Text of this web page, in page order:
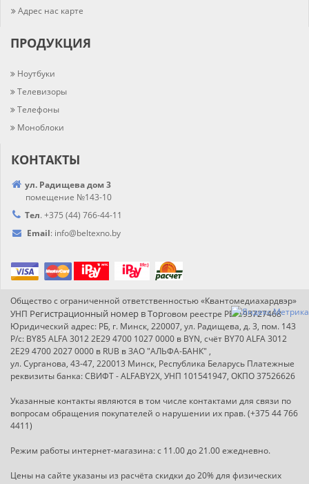
Адрес нас карте
ПРОДУКЦИЯ
Ноутбуки
Телевизоры
Телефоны
Моноблоки
КОНТАКТЫ
ул. Радищева дом 3
помещение №143-10
Тел. +375 (44) 766-44-11
Email: info@beltexno.by
Общество с ограниченной ответственностью «Квантомедиахардвэр»
УНП Регистрационный номер в Торговом реестре РБ: 193727468
Юридический адрес: РБ, г. Минск, 220007, ул. Радищева, д. 3, пом. 143
Р/с: BY85 ALFA 3012 2E29 4700 1027 0000 в BYN, счёт BY70 ALFA 3012
2E29 4700 2027 0000 в RUB в ЗАО "АЛЬФА-БАНК" ,
ул. Сурганова, 43-47, 220013 Минск, Республика Беларусь Платежные
реквизиты банка: СВИФТ - ALFABY2X, УНП 101541947, ОКПО 37526626
Указанные контакты являются в том числе контактами для связи по
вопросам обращения покупателей о нарушении их прав. (+375 44 766
4411)
Режим работы интернет-магазина: с 11.00 до 21.00 ежедневно.
Цены на сайте указаны из расчёта скидки до 20% для физических